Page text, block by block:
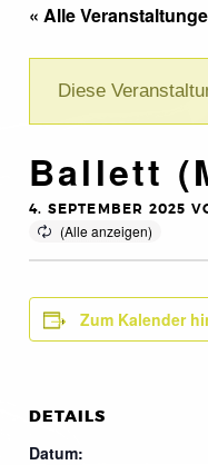
« Alle
Diese
Ballett
4. SEPTEMBER 2025
Zum Kalender
DETAILS
Datum: